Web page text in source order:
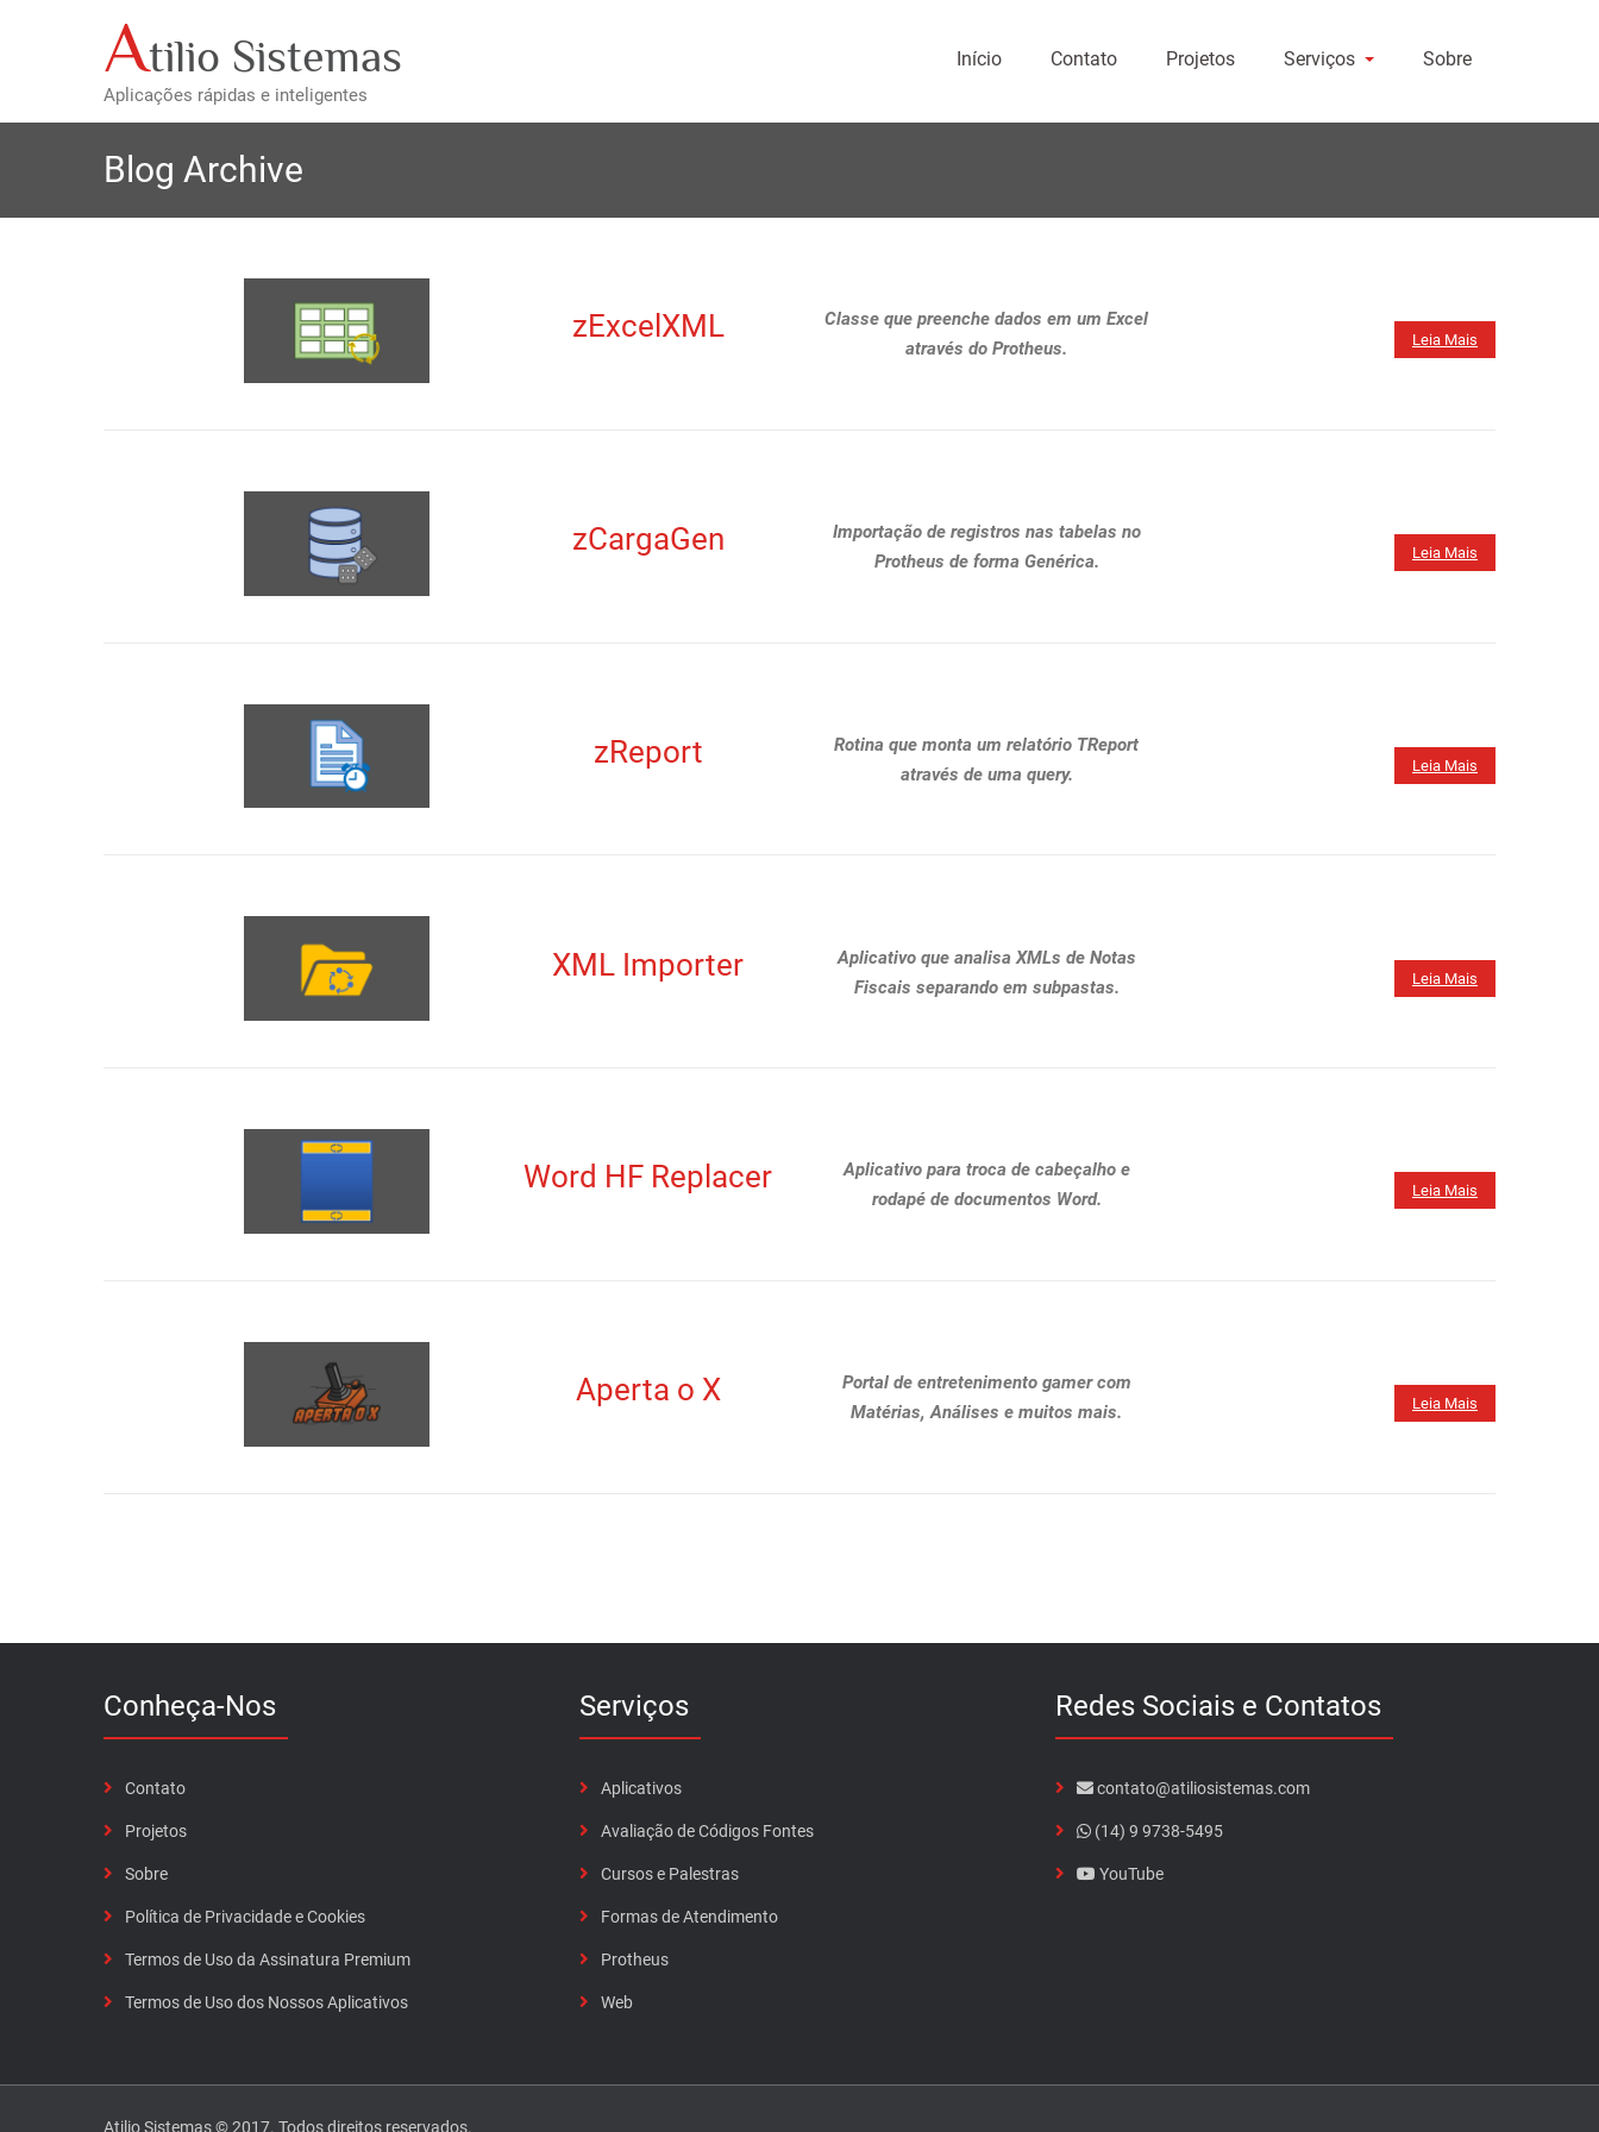
Atilio Sistemas
Aplicações rápidas e inteligentes
Início Contato Projetos Serviços Sobre
Blog Archive
zExcelXML
Classe que preenche dados em um Excel
através do Protheus.
Leia Mais
zCargaGen
Importação de registros nas tabelas no
Protheus de forma Genérica.
Leia Mais
zReport
Rotina que monta um relatório TReport
através de uma query.
Leia Mais
XML Importer
Aplicativo que analisa XMLs de Notas
Fiscais separando em subpastas.
Leia Mais
Word HF Replacer
Aplicativo para troca de cabeçalho e
rodapé de documentos Word.
Leia Mais
Aperta o X
Portal de entretenimento gamer com
Matérias, Análises e muitos mais.
Leia Mais
Conheça-Nos
Contato
Projetos
Sobre
Política de Privacidade e Cookies
Termos de Uso da Assinatura Premium
Termos de Uso dos Nossos Aplicativos
Serviços
Aplicativos
Avaliação de Códigos Fontes
Cursos e Palestras
Formas de Atendimento
Protheus
Web
Redes Sociais e Contatos
contato@atiliosistemas.com
(14) 9 9738-5495
YouTube
Atilio Sistemas © 2017. Todos direitos reservados.